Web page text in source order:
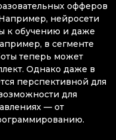
офферов
нейросети
к обучению и даже
в сегменте
теперь может
Однако даже в
перспективной для
для
— от